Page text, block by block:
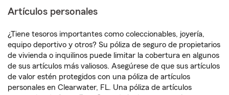
Artículos personales
¿Tiene tesoros importantes como coleccionables, joyería,
equipo deportivo y otros? Su póliza de seguro de propietarios
de vivienda o inquilinos puede limitar la cobertura en algunos
de sus artículos más valiosos. Asegúrese de que sus artículos
de valor estén protegidos con una póliza de artículos
personales en Clearwater, FL. Una póliza de artículos